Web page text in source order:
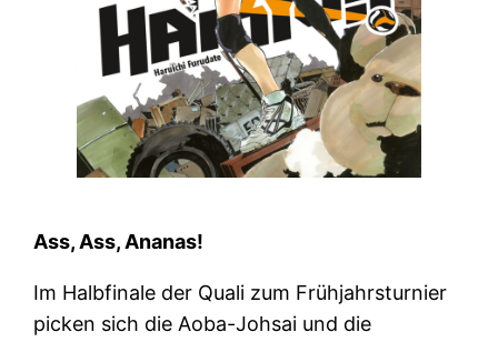
Ass, Ass, Ananas!
Im Halbfinale der Quali zum Frühjahrsturnier
picken sich die Aoba-Johsai und die